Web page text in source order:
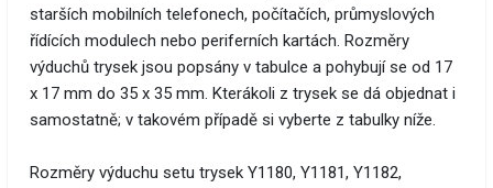
starších mobilních telefonech, počítačích, průmyslových
řídících modulech nebo periferních kartách. Rozměry
výduchů trysek jsou popsány v tabulce a pohybují se od 17
x 17 mm do 35 x 35 mm. Kterákoli z trysek se dá objednat i
samostatně; v takovém případě si vyberte z tabulky níže.
Rozměry výduchu setu trysek Y1180, Y1181, Y1182,